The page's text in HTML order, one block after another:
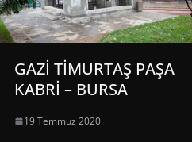
GAZİ TİMURTAŞ PAŞA
KABRİ – BURSA
19 Temmuz 2020